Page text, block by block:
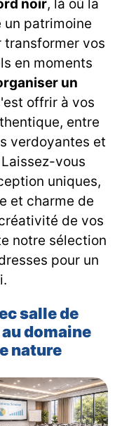
noir, là où la
un patrimoine
vos
en moments
un
offrir à vos
entre
verdoyantes et
vous
uniques,
et charme de
de vos
notre sélection
pour un
salle de
domaine
nature